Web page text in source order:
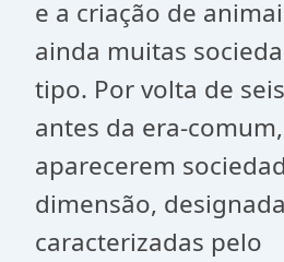
e a criação de
ainda muitas
tipo. Por volta de
antes da era-
aparecerem
dimensão,
caracterizadas pelo